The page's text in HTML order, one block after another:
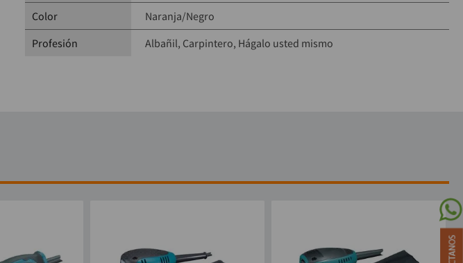
Color
Naranja/Negro
Profesión
Albañil Carpintero Hágalo usted mismo